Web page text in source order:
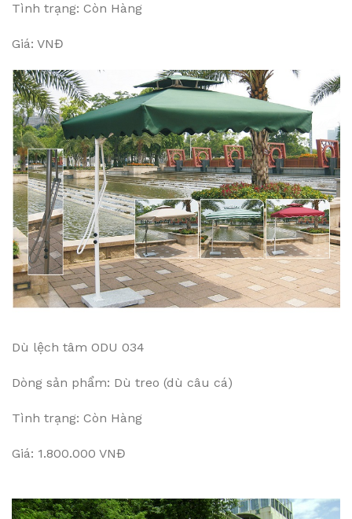
Tình trạng: Còn Hàng
Giá: VNĐ
Dù lệch tâm ODU 034
Dòng sản phẩm: Dù treo (dù câu cá)
Tình trạng: Còn Hàng
Giá: 1.800.000 VNĐ